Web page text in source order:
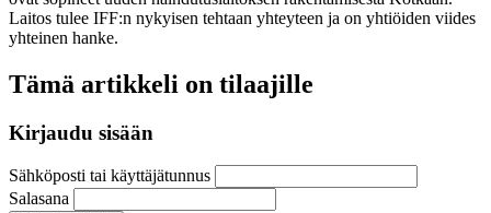
Laitos tulee IFF:n nykyisen tehtaan yhteyteen ja on yhtiöiden viides
yhteinen hanke.
Tämä artikkeli on tilaajille
Kirjaudu sisään
Sähköposti tai käyttäjätunnus
Salasana